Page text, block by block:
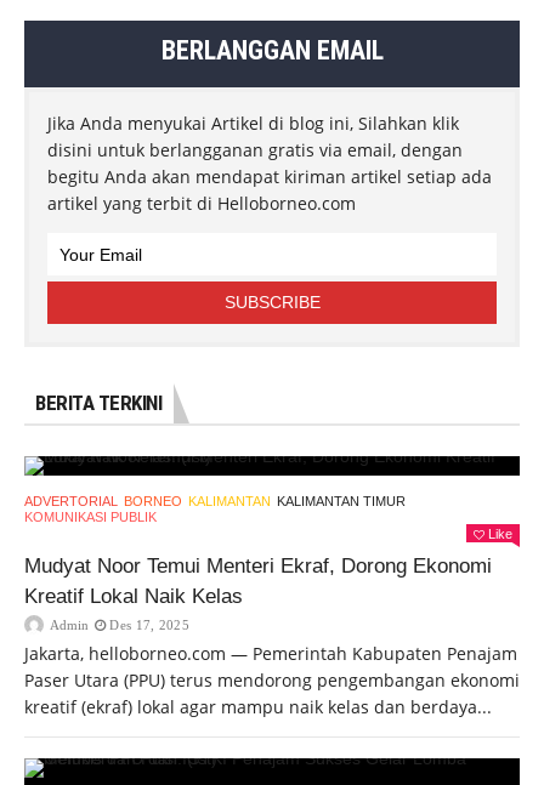
BERLANGGAN EMAIL
Jika Anda menyukai Artikel di blog ini, Silahkan klik
disini untuk berlangganan gratis via email, dengan
begitu Anda akan mendapat kiriman artikel setiap ada
artikel yang terbit di Helloborneo.com
BERITA TERKINI
ADVERTORIAL BORNEO KALIMANTAN
KALIMANTAN TIMUR
KOMUNIKASI PUBLIK
Like
Mudyat Noor Temui Menteri Ekraf, Dorong Ekonomi
Kreatif Lokal Naik Kelas
Admin Des 17, 2025
Jakarta, helloborneo.com — Pemerintah Kabupaten Penajam
Paser Utara (PPU) terus mendorong pengembangan ekonomi
kreatif (ekraf) lokal agar mampu naik kelas dan berdaya...